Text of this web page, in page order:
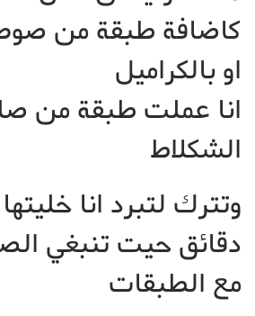
كاضافة طبقة من
او بالكراميل
انا عملت طبقة من
الشكلاط
وتترك لتبرد انا
دقائق حيت تنبغي
مع الطبقات